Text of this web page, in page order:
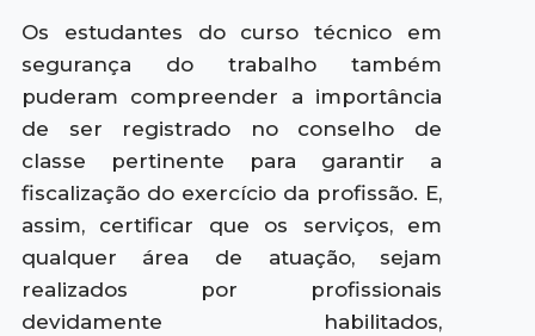
Os estudantes do curso técnico em
segurança do trabalho também
puderam compreender a importância
de ser registrado no conselho de
classe pertinente para garantir a
fiscalização do exercício da profissão. E,
assim, certificar que os serviços, em
qualquer área de atuação, sejam
realizados por profissionais
devidamente habilitados,